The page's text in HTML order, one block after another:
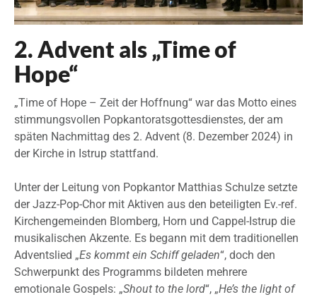
2. Advent als „Time of
Hope“
„Time of Hope – Zeit der Hoffnung“ war das Motto eines
stimmungsvollen Popkantoratsgottesdienstes, der am
späten Nachmittag des 2. Advent (8. Dezember 2024) in
der Kirche in Istrup stattfand.
Unter der Leitung von Popkantor Matthias Schulze setzte
der Jazz-Pop-Chor mit Aktiven aus den beteiligten Ev.-ref.
Kirchengemeinden Blomberg, Horn und Cappel-Istrup die
musikalischen Akzente. Es begann mit dem traditionellen
Adventslied „Es kommt ein Schiff geladen“, doch den
Schwerpunkt des Programms bildeten mehrere
emotionale Gospels: „Shout to the lord“, „He’s the light of